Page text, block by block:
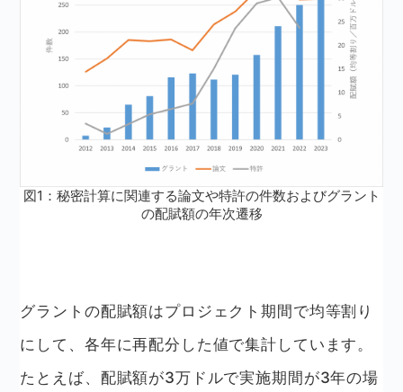
図1：秘密計算に関連する論文や特許の件数およびグラント
の配賦額の年次遷移
グラントの配賦額はプロジェクト期間で均等割り
にして、各年に再配分した値で集計しています。
たとえば、配賦額が3万ドルで実施期間が3年の場